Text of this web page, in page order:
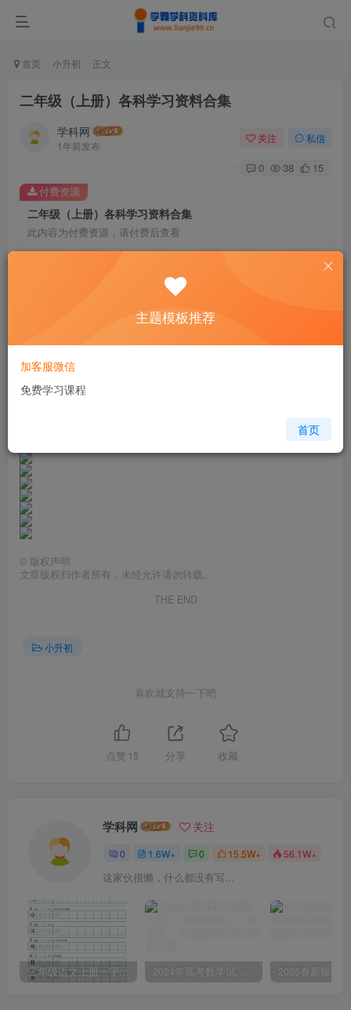
首页 小升初 正文
二年级（上册）各科学习资料合集
学科网
1年前发布
关注 私信
0 38 15
二年级（上册）各科学习资料合集
此内容为付费资源，请付费后查看
9.9
暂时无法购买，请与站长联系
付费资源
© 版权声明
文章版权归作者所有，未经允许请勿转载。
THE END
小升初
喜欢就支持一下吧
点赞 15 分享 收藏
学科网 关注
0 1.6W+ 0 15.5W+ 56.1W+
这家伙很懒，什么都没有写...
三年级语文上册一字三描红写字表字帖 2024年高考数学试卷（文）（全国甲卷）（空白卷）
主题模板推荐
加客服微信
免费学习课程
首页